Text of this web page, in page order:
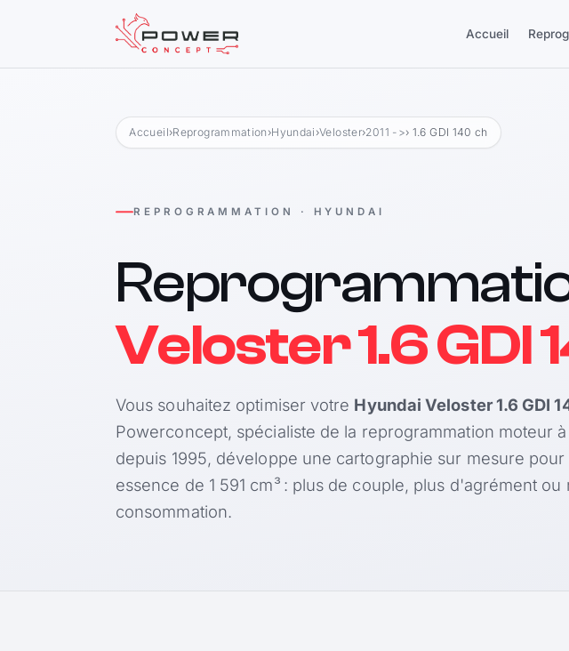
Accueil
Accueil›Reprogrammation ›Hyundai ›Veloster›2011 ->› 1.6 GDI 140 ch
REPROGRAMMATION · HYUNDAI
Veloster 1.6 GDI
Vous souhaitez optimiser votre Hyundai Veloster 1.6 GDI
Powerconcept, spécialiste de la reprogrammation moteur
depuis 1995, développe une cartographie sur mesure
essence de 1 591 cm³ : plus de couple, plus d'agrément ou
consommation.